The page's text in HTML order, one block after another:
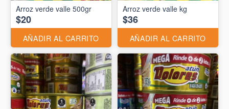
Arroz verde valle 500gr
$20
AÑADIR AL CARRITO
Arroz verde valle kg
$36
AÑADIR AL CARRITO